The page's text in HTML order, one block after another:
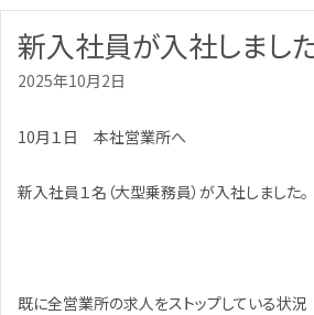
新入社員が入社しました
2025年10月2日
10月１日 本社営業所へ
新入社員１名（大型乗務員）が入社しました。
既に全営業所の求人をストップしている状況